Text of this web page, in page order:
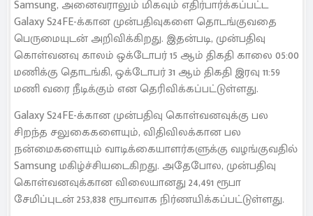
Samsung, அனைவராலும் மிகவும் எதிர்பார்க்கப்பட்ட
Galaxy S24FE-க்கான முன்பதிவுகளை தொடங்குவதை
பெருமையுடன் அறிவிக்கிறது. இதன்படி, முன்பதிவு
கொள்வனவு காலம் ஒக்டோபர் 15 ஆம் திகதி காலை 05:00
மணிக்கு தொடங்கி, ஒக்டோபர் 31 ஆம் திகதி இரவு 11:59
மணி வரை நீடிக்கும் என தெரிவிக்கப்பட்டுள்ளது.
Galaxy S24FE-க்கான முன்பதிவு கொள்வனவுக்கு பல
சிறந்த சலுகைகளையும், விதிவிலக்கான பல
நன்மைகளையும் வாடிக்கையாளர்களுக்கு வழங்குவதில்
Samsung மகிழ்ச்சியடைகிறது. அதேபோல, முன்பதிவு
கொள்வனவுக்கான விலையானது 24,491 ரூபா
சேமிப்புடன் 253,838 ரூபாவாக நிர்ணயிக்கப்பட்டுள்ளது.